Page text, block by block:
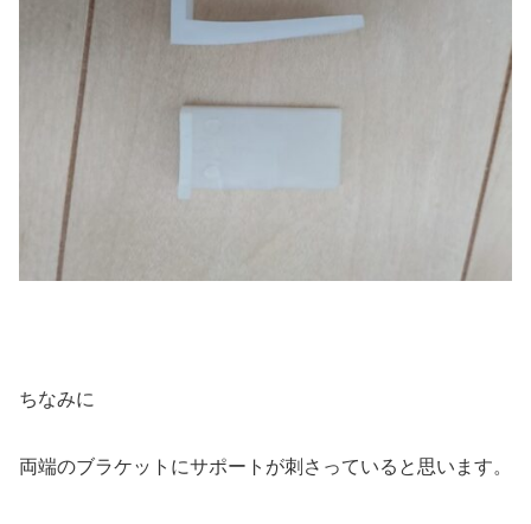
ちなみに
両端のブラケットにサポートが刺さっていると思います。